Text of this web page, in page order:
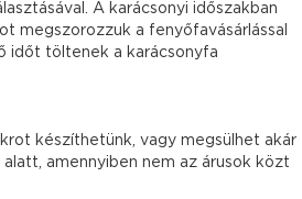
A karácsonyi időszakban
megszorozzuk a fenyőfavásárlással
időt töltenek a karácsonyfa
készíthetünk, vagy megsülhet akár
amennyiben nem az árusok közt